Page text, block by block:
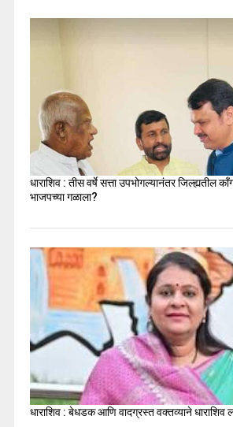
धाराशिव : तीस वर्षे सत्ता उपभोगल्यानंतर जिल्ह्यतील
भाजपच्या गळाला?
धाराशिव : बेधडक आणि वादग्रस्त वक्तव्याने